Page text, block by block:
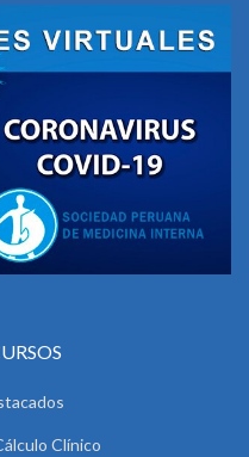
Clínico